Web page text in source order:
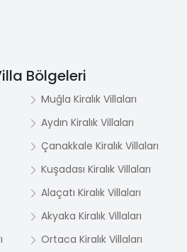
Bölgeleri
Muğla Kiralık Villaları
Aydın Kiralık Villaları
Çanakkale Kiralık Villaları
Kuşadası Kiralık Villaları
Alaçatı Kiralık Villaları
Akyaka Kiralık Villaları
Ortaca Kiralık Villaları